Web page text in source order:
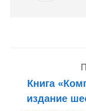
записям
Книга
издание